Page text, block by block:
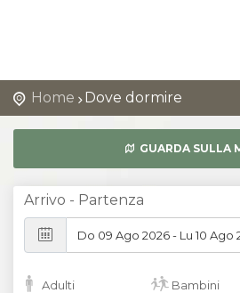
Home Dove dormire
GUARDA SULLA
Arrivo - Partenza
Adulti Bambini